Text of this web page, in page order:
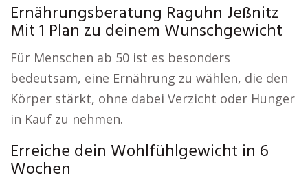
Ernährungsberatung Raguhn Jeßnitz
Mit 1 Plan zu deinem Wunschgewicht
Für Menschen ab 50 ist es besonders
bedeutsam, eine Ernährung zu wählen, die den
Körper stärkt, ohne dabei Verzicht oder Hunger
in Kauf zu nehmen.
Erreiche dein Wohlfühlgewicht in 6
Wochen